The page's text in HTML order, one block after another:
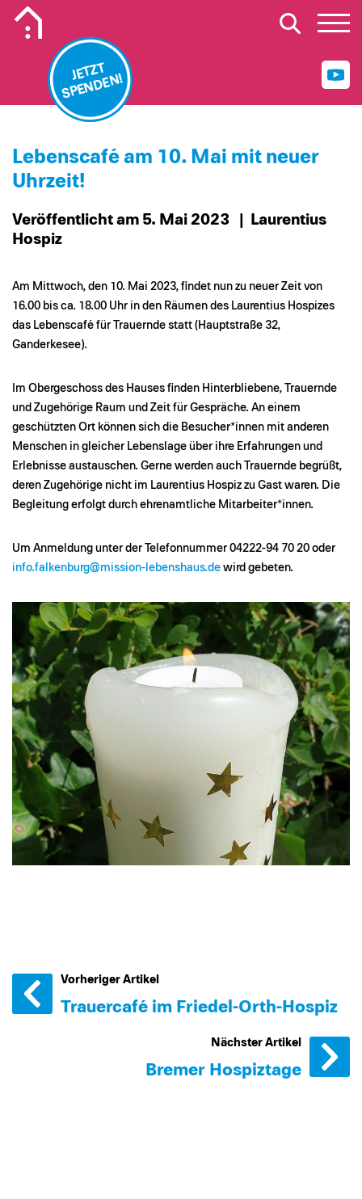
JETZT
SPENDEN!
Lebenscafé am 10. Mai mit neuer
Uhrzeit!
Veröffentlicht am 5. Mai 2023
| Laurentius
Hospiz
Am Mittwoch, den 10. Mai 2023, findet nun zu neuer Zeit von
16.00 bis ca. 18.00 Uhr in den Räumen des Laurentius Hospizes
das Lebenscafé für Trauernde statt (Hauptstraße 32,
Ganderkesee).
Im Obergeschoss des Hauses finden Hinterbliebene, Trauernde
und Zugehörige Raum und Zeit für Gespräche. An einem
geschützten Ort können sich die Besucher*innen mit anderen
Menschen in gleicher Lebenslage über ihre Erfahrungen und
Erlebnisse austauschen. Gerne werden auch Trauernde begrüßt,
deren Zugehörige nicht im Laurentius Hospiz zu Gast waren. Die
Begleitung erfolgt durch ehrenamtliche Mitarbeiter*innen.
Um Anmeldung unter der Telefonnummer 04222-94 70 20 oder
info.falkenburg@mission-lebenshaus.de wird gebeten.
Vorheriger Artikel
Trauercafé im Friedel-Orth-Hospiz
Nächster Artikel
Bremer Hospiztage
Mobiles Logo Mission Lebenshaus